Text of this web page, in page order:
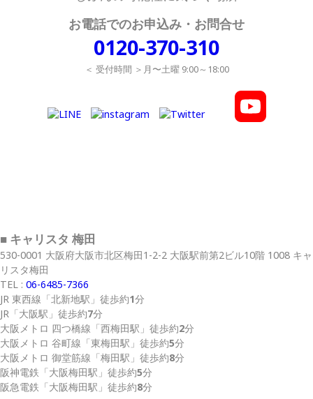
お電話でのお申込み・お問合せ
0120-370-310
＜ 受付時間 ＞月〜土曜 9:00～18:00
■ キャリスタ 梅田
530-0001 大阪府大阪市北区梅田1-2-2 大阪駅前第2ビル10階 1008 キャ
リスタ梅田
TEL : 06-6485-7366
JR 東西線 「北新地駅」 徒歩約1分
JR 「大阪駅」 徒歩約7分
大阪メトロ 四つ橋線 「西梅田駅」 徒歩約2分
大阪メトロ 谷町線 「東梅田駅」 徒歩約5分
大阪メトロ 御堂筋線 「梅田駅」 徒歩約8分
阪神電鉄 「大阪梅田駅」 徒歩約5分
阪急電鉄 「大阪梅田駅」 徒歩約8分